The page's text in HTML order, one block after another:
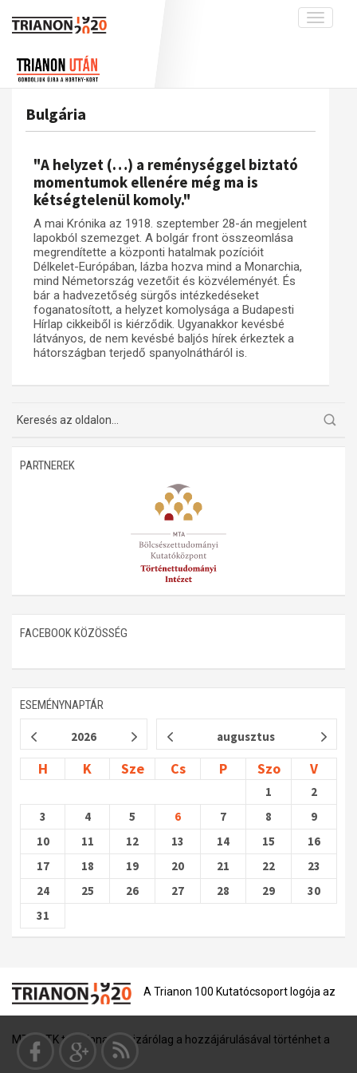
Toggle
A békerendszer megszilárdulása
Utókor és emlékezet
Galéria
Adatbázis
Emlékművek (feltöltés alatt)
Menekültek
Visszhang
Publikációk
Kapcsolat
Trianon-kommentár
Dokumentumok
A trianoni szerződés
Bulgária
"A helyzet (…) a reménységgel biztató
momentumok ellenére még ma is
kétségtelenül komoly."
A mai Krónika az 1918. szeptember 28-án megjelent
lapokból szemezget. A bolgár front összeomlása
megrendítette a központi hatalmak pozícióit
Délkelet-Európában, lázba hozva mind a Monarchia,
mind Németország vezetőit és közvéleményét. És
bár a hadvezetőség sürgős intézkedéseket
foganatosított, a helyzet komolysága a Budapesti
Hírlap cikkeiből is kiérződik. Ugyanakkor kevésbé
látványos, de nem kevésbé baljós hírek érkeztek a
hátországban terjedő spanyolnátháról is.
PARTNEREK
FACEBOOK KÖZÖSSÉG
ESEMÉNYNAPTÁR
2026 augusztus
H K Sze Cs P Szo V
1
2
3
4 5 6 7 8
9
10
11 12 13 14 15
16
17
18 19 20 21 22
23
24
25 26 27 28 29
30
31
A Trianon 100 Kutatócsoport logója az
MTA BTK tulajdona, és kizárólag a hozzájárulásával történhet a